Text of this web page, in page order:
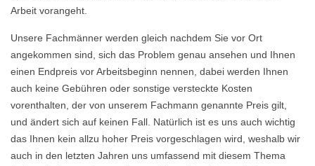
Arbeit vorangeht.
Unsere Fachmänner werden gleich nachdem Sie vor Ort
angekommen sind, sich das Problem genau ansehen und Ihnen
einen Endpreis vor Arbeitsbeginn nennen, dabei werden Ihnen
auch keine Gebühren oder sonstige versteckte Kosten
vorenthalten, der von unserem Fachmann genannte Preis gilt,
und ändert sich auf keinen Fall. Natürlich ist es uns auch wichtig
das Ihnen kein allzu hoher Preis vorgeschlagen wird, weshalb wir
auch in den letzten Jahren uns umfassend mit diesem Thema